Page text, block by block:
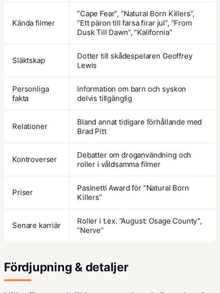
Kända filmer
”Cape Fear”, ”Natural Born Killers”,
”Ett päron till farsa firar jul”, ”From
Dusk Till Dawn”, ”Kalifornia”
Släktskap
Dotter till skådespelaren Geoffrey
Lewis
Personliga
fakta
Information om barn och syskon
delvis tillgänglig
Relationer
Bland annat tidigare förhållande med
Brad Pitt
Kontroverser
Debatter om droganvändning och
roller i våldsamma filmer
Priser
Pasinetti Award för ”Natural Born
Killers”
Senare karriär
Roller i t.ex. ”August: Osage County”,
”Nerve”
Fördjupning & detaljer